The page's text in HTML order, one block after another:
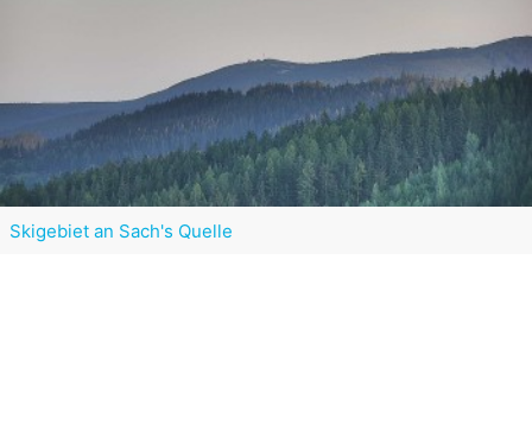
Skigebiet an Sach's Quelle